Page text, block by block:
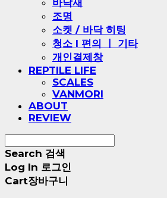
바닥재
조명
소켓 / 바닥 히팅
청소 l 편의 ㅣ 기타
개인결제창
REPTILE LIFE
SCALES
VANMORI
ABOUT
REVIEW
Search 검색
Log In 로그인
Cart장바구니